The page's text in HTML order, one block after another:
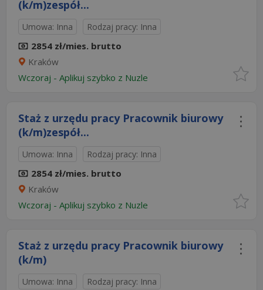
(k/m)zespół...
Umowa: Inna Rodzaj pracy: Inna
2854 zł/mies. brutto
Kraków
Wczoraj - Aplikuj szybko z Nuzle
Staż z urzędu pracy Pracownik biurowy
(k/m)zespół...
Umowa: Inna Rodzaj pracy: Inna
2854 zł/mies. brutto
Kraków
Wczoraj - Aplikuj szybko z Nuzle
Staż z urzędu pracy Pracownik biurowy
(k/m)
Umowa: Inna Rodzaj pracy: Inna